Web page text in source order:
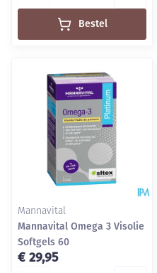
Bestel
Mannavital
Mannavital Omega 3 Visolie
Softgels 60
€ 29,95